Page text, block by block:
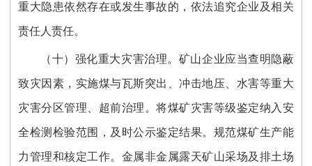
重大隐患依然存在或发生事故的，依法追究企业及相关
责任人责任。
（十）强化重大灾害治理。矿山企业应当查明隐蔽
致灾因素，实施煤与瓦斯突出、冲击地压、水害等重大
灾害分区管理、超前治理。将煤矿灾害等级鉴定纳入安
全检测检验范围，及时公示鉴定结果。规范煤矿生产能
力管理和核定工作。金属非金属露天矿山采场及排土场